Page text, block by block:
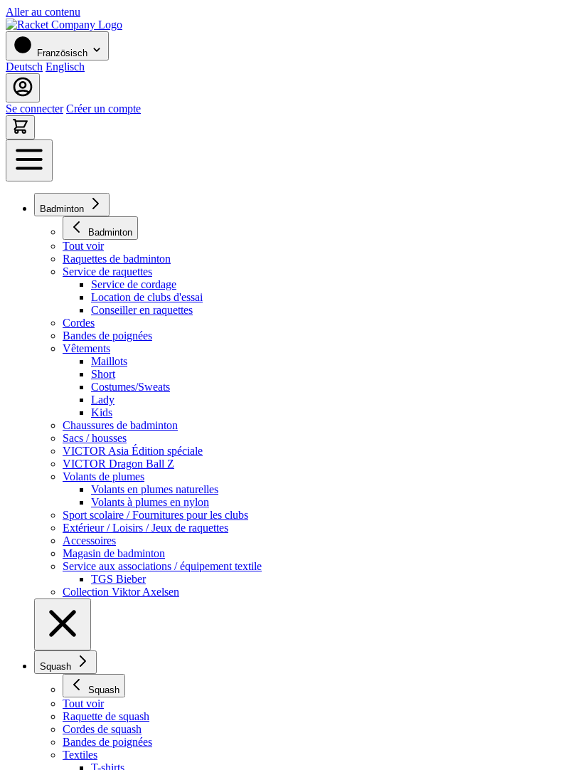
Aller au contenu
Französisch
Deutsch Englisch
Se connecter Créer un compte
Badminton
Badminton
Tout voir
Raquettes de badminton
Service de raquettes
Service de cordage
Location de clubs d'essai
Conseiller en raquettes
Cordes
Bandes de poignées
Vêtements
Maillots
Short
Costumes/Sweats
Lady
Kids
Chaussures de badminton
Sacs / housses
VICTOR Asia Édition spéciale
VICTOR Dragon Ball Z
Volants de plumes
Volants en plumes naturelles
Volants à plumes en nylon
Sport scolaire / Fournitures pour les clubs
Extérieur / Loisirs / Jeux de raquettes
Accessoires
Magasin de badminton
Service aux associations / équipement textile
TGS Bieber
Collection Viktor Axelsen
Squash
Squash
Tout voir
Raquette de squash
Cordes de squash
Bandes de poignées
Textiles
T-shirts